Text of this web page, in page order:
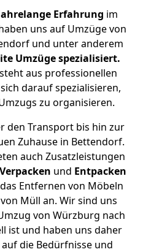
Erfahrung im
uns auf Umzüge von
und unter anderem
Umzüge spezialisiert.
aus professionellen
darauf spezialisieren,
zu organisieren.
den Transport bis hin zur
Zuhause in Bettendorf.
auch Zusatzleistungen
Verpacken und Entpacken
Entfernen von Möbeln
Müll an. Wir sind uns
von Würzburg nach
ist und haben uns daher
die Bedürfnisse und